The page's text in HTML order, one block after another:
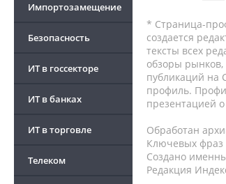
Импортозамещение
Безопасность
ИТ в госсекторе
ИТ в банках
ИТ в торговле
Телеком
* Страница-
создается
тексты всех
обзоры
публикаций на
профиль.
презентацией
Обработан
Ключевых фраз
Создано
Редакция